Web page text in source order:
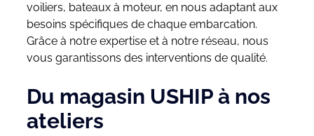
voiliers, bateaux à moteur, en nous adaptant aux
besoins spécifiques de chaque embarcation.
Grâce à notre expertise et à notre réseau, nous
vous garantissons des interventions de qualité.
Du magasin USHIP à nos
ateliers